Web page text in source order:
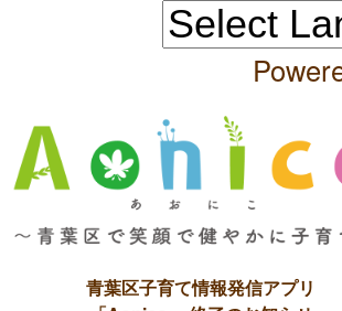
青葉区子育て情報発信アプリ